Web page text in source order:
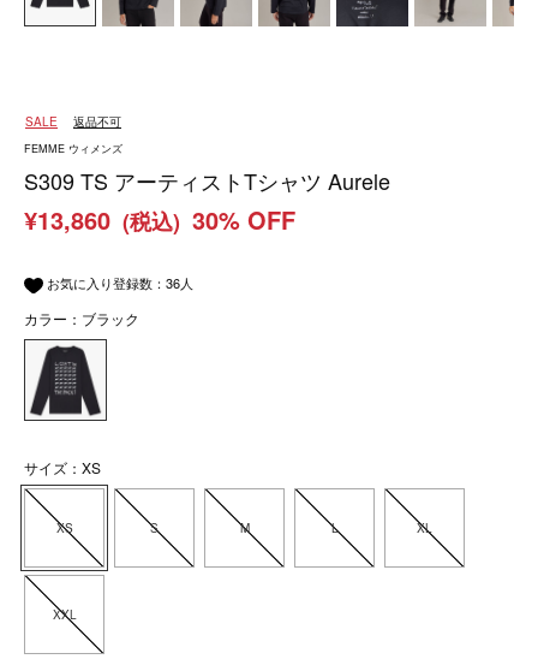
SALE 返品不可
FEMME ウィメンズ
S309 TS アーティストTシャツ Aurele
¥13,860 (税込) 30% OFF
お気に入り登録数： 36人
カラー：ブラック
サイズ：XS
XS S M L XL
XXL